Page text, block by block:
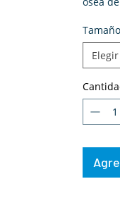
Tamaño
Elegir